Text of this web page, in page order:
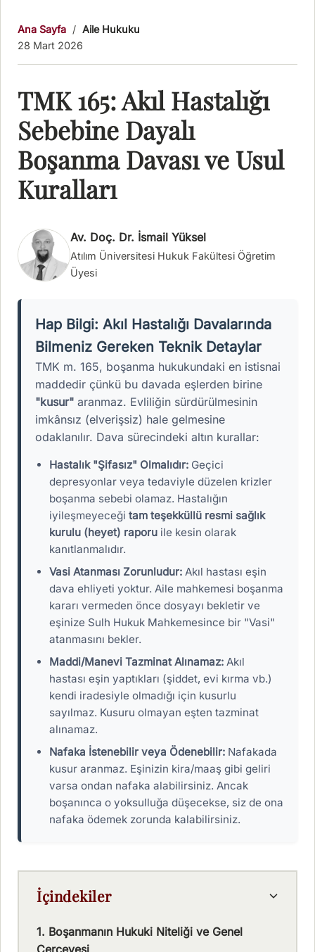
Ana Sayfa / Aile Hukuku
28 Mart 2026
TMK 165: Akıl Hastalığı
Sebebine Dayalı
Boşanma Davası ve Usul
Kuralları
Av. Doç. Dr. İsmail Yüksel
Atılım Üniversitesi Hukuk Fakültesi Öğretim
Üyesi
Hap Bilgi: Akıl Hastalığı Davalarında
Bilmeniz Gereken Teknik Detaylar
TMK m. 165, boşanma hukukundaki en istisnai
maddedir çünkü bu davada eşlerden birine
"kusur" aranmaz. Evliliğin sürdürülmesinin
imkânsız (elverişsiz) hale gelmesine
odaklanılır. Dava sürecindeki altın kurallar:
Hastalık "Şifasız" Olmalıdır: Geçici
depresyonlar veya tedaviyle düzelen krizler
boşanma sebebi olamaz. Hastalığın
iyileşmeyeceği tam teşekküllü resmi sağlık
kurulu (heyet) raporu ile kesin olarak
kanıtlanmalıdır.
Vasi Atanması Zorunludur: Akıl hastası eşin
dava ehliyeti yoktur. Aile mahkemesi boşanma
kararı vermeden önce dosyayı bekletir ve
eşinize Sulh Hukuk Mahkemesince bir "Vasi"
atanmasını bekler.
Maddi/Manevi Tazminat Alınamaz: Akıl
hastası eşin yaptıkları (şiddet, evi kırma vb.)
kendi iradesiyle olmadığı için kusurlu
sayılmaz. Kusuru olmayan eşten tazminat
alınamaz.
Nafaka İstenebilir veya Ödenebilir: Nafakada
kusur aranmaz. Eşinizin kira/maaş gibi geliri
varsa ondan nafaka alabilirsiniz. Ancak
boşanınca o yoksulluğa düşecekse, siz de ona
nafaka ödemek zorunda kalabilirsiniz.
İçindekiler
1. Boşanmanın Hukuki Niteliği ve Genel
Çerçevesi